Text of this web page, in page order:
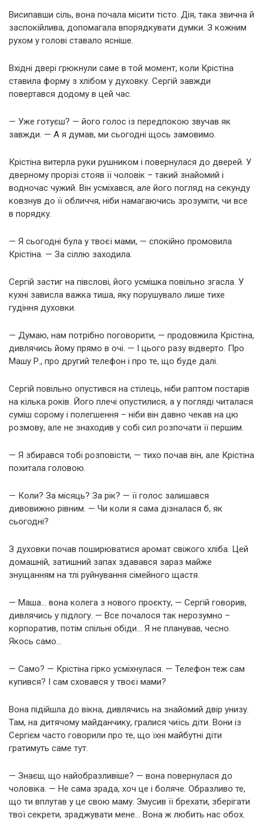
Висипавши сіль, вона почала місити тісто. Дія, така звична й
заспокійлива, допомагала впорядкувати думки. З кожним
рухом у голові ставало ясніше.
Вхідні двері грюкнули саме в той момент, коли Крістіна
ставила форму з хлібом у духовку. Сергій завжди
повертався додому в цей час.
— Уже готуєш? — його голос із передпокою звучав як
завжди. — А я думав, ми сьогодні щось замовимо.
Крістіна витерла руки рушником і повернулася до дверей. У
дверному прорізі стояв її чоловік – такий знайомий і
водночас чужий. Він усміхався, але його погляд на секунду
ковзнув до її обличчя, ніби намагаючись зрозуміти, чи все
в порядку.
— Я сьогодні була у твоєї мами, — спокійно промовила
Крістіна. — За сіллю заходила.
Сергій застиг на півслові, його усмішка повільно згасла. У
кухні зависла важка тиша, яку порушувало лише тихе
гудіння духовки.
— Думаю, нам потрібно поговорити, — продовжила Крістіна,
дивлячись йому прямо в очі. — І цього разу відверто. Про
Машу Р., про другий телефон і про те, що буде далі.
Сергій повільно опустився на стілець, ніби раптом постарів
на кілька років. Його плечі опустилися, а у погляді читалася
суміш сорому і полегшення – ніби він давно чекав на цю
розмову, але не знаходив у собі сил розпочати її першим.
— Я збирався тобі розповісти, — тихо почав він, але Крістіна
похитала головою.
— Коли? За місяць? За рік? — її голос залишався
дивовижно рівним. — Чи коли я сама дізналася б, як
сьогодні?
З духовки почав поширюватися аромат свіжого хліба. Цей
домашній, затишний запах здавався зараз майже
знущанням на тлі руйнування сімейного щастя.
— Маша… вона колега з нового проєкту, — Сергій говорив,
дивлячись у підлогу. — Все почалося так нерозумно –
корпоратив, потім спільні обіди… Я не планував, чесно.
Якось само…
— Само? — Крістіна гірко усміхнулася. — Телефон теж сам
купився? І сам сховався у твоєї мами?
Вона підійшла до вікна, дивлячись на знайомий двір унизу.
Там, на дитячому майданчику, гралися чиїсь діти. Вони із
Сергієм часто говорили про те, що їхні майбутні діти
гратимуть саме тут.
— Знаєш, що найобразливіше? — вона повернулася до
чоловіка. — Не сама зрада, хоч це і боляче. Образливо те,
що ти вплутав у це свою маму. Змусив її брехати, зберігати
твої секрети, зраджувати мене… Вона ж любить нас обох.